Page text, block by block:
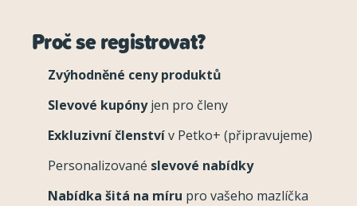
Proč se registrovat?
Zvýhodněné ceny produktů
Slevové kupónyjen pro členy
Exkluzivní členstvív Petko+ (připravujeme)
Personalizované slevové nabídky
Nabídka šitá na míru pro vašeho mazlíčka